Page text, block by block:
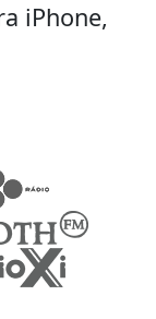
iPhone,